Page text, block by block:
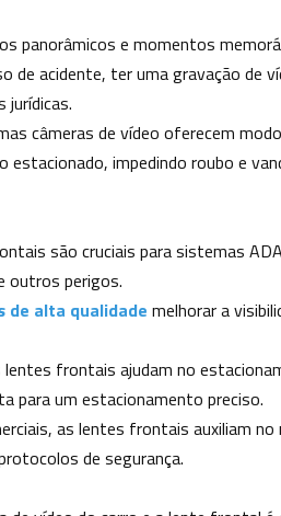
panorâmicos e momentos
de acidente, ter uma gravação de
jurídicas.
câmeras de vídeo oferecem
estacionado, impedindo roubo e
são cruciais para sistemas
outros perigos.
de alta qualidade melhorar a
frontais ajudam no
para um estacionamento preciso.
as lentes frontais auxiliam
de segurança.